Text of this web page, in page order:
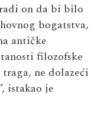
on da bi bilo
bogatstva,
antičke
filozofske
ne dolazeći
istakao je